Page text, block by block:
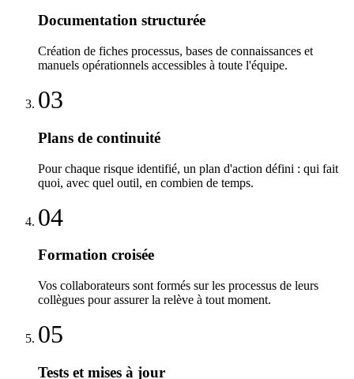
Documentation structurée
Création de fiches processus, bases de connaissances et
manuels opérationnels accessibles à toute l'équipe.
03
Plans de continuité
Pour chaque risque identifié, un plan d'action défini : qui fait
quoi, avec quel outil, en combien de temps.
04
Formation croisée
Vos collaborateurs sont formés sur les processus de leurs
collègues pour assurer la relève à tout moment.
05
Tests et mises à jour